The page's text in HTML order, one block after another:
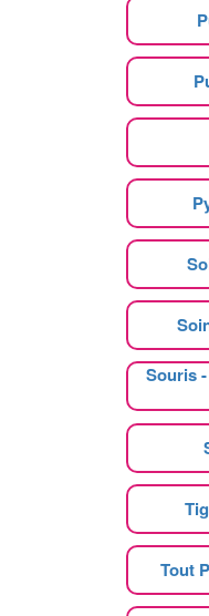
Souris
Tout